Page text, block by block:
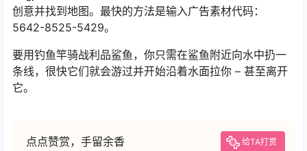
创意并找到地图。最快的方法是输入广告素材代码：
5642-8525-5429。
要用钓鱼竿骑战利品鲨鱼，你只需在鲨鱼附近向水中扔一
条线，很快它们就会游过并开始沿着水面拉你 – 甚至离开
它。
点点赞赏，手留余香 给TA打赏